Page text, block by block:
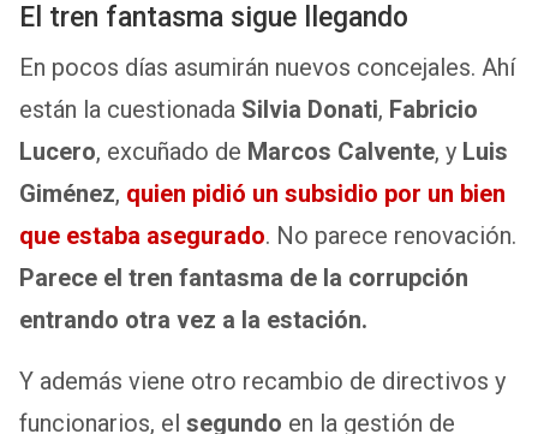
El tren fantasma sigue llegando
En pocos días asumirán nuevos concejales. Ahí
están la cuestionada Silvia Donati, Fabricio
Lucero, excuñado de Marcos Calvente, y Luis
Giménez, quien pidió un subsidio por un bien
que estaba asegurado. No parece renovación.
Parece el tren fantasma de la corrupción
entrando otra vez a la estación.
Y además viene otro recambio de directivos y
funcionarios, el segundo en la gestión de